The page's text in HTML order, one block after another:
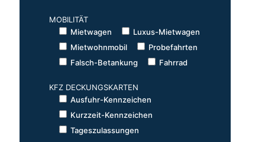
MOBILITÄT
Mietwagen
Luxus-Mietwagen
Mietwohnmobil
Probefahrten
Falsch-Betankung
Fahrrad
KFZ DECKUNGSKARTEN
Ausfuhr-Kennzeichen
Kurzzeit-Kennzeichen
Tageszulassungen